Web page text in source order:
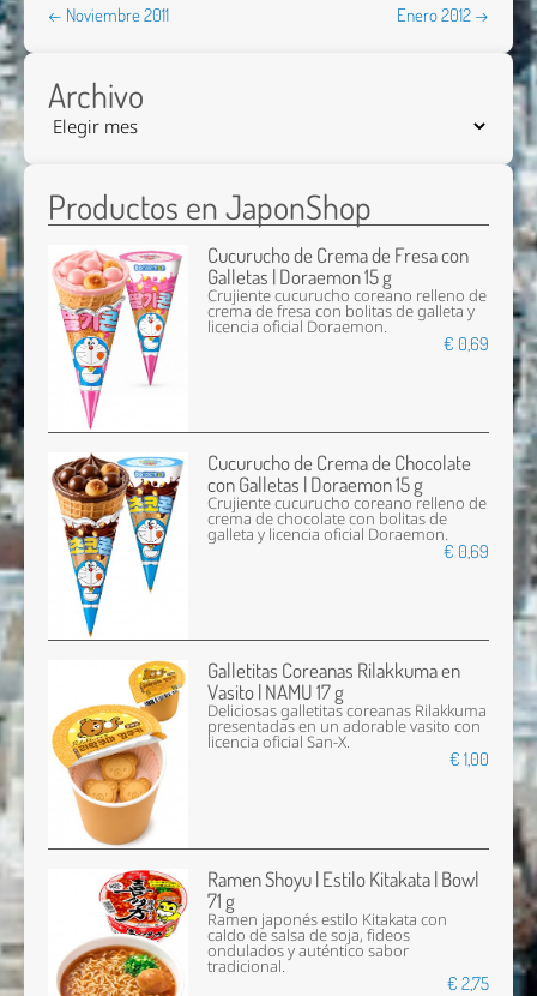
← Noviembre 2011 Enero 2012 →
Archivo
Productos en JaponShop
Cucurucho de Crema de Fresa con
Galletas | Doraemon 15 g
Crujiente cucurucho coreano relleno de
crema de fresa con bolitas de galleta y
licencia oficial Doraemon.
€ 0,69
Cucurucho de Crema de Chocolate
con Galletas | Doraemon 15 g
Crujiente cucurucho coreano relleno de
crema de chocolate con bolitas de
galleta y licencia oficial Doraemon.
€ 0,69
Galletitas Coreanas Rilakkuma en
Vasito | NAMU 17 g
Deliciosas galletitas coreanas Rilakkuma
presentadas en un adorable vasito con
licencia oficial San-X.
€ 1,00
Ramen Shoyu | Estilo Kitakata | Bowl
71 g
Ramen japonés estilo Kitakata con
caldo de salsa de soja, fideos
ondulados y auténtico sabor
tradicional.
€ 2,75